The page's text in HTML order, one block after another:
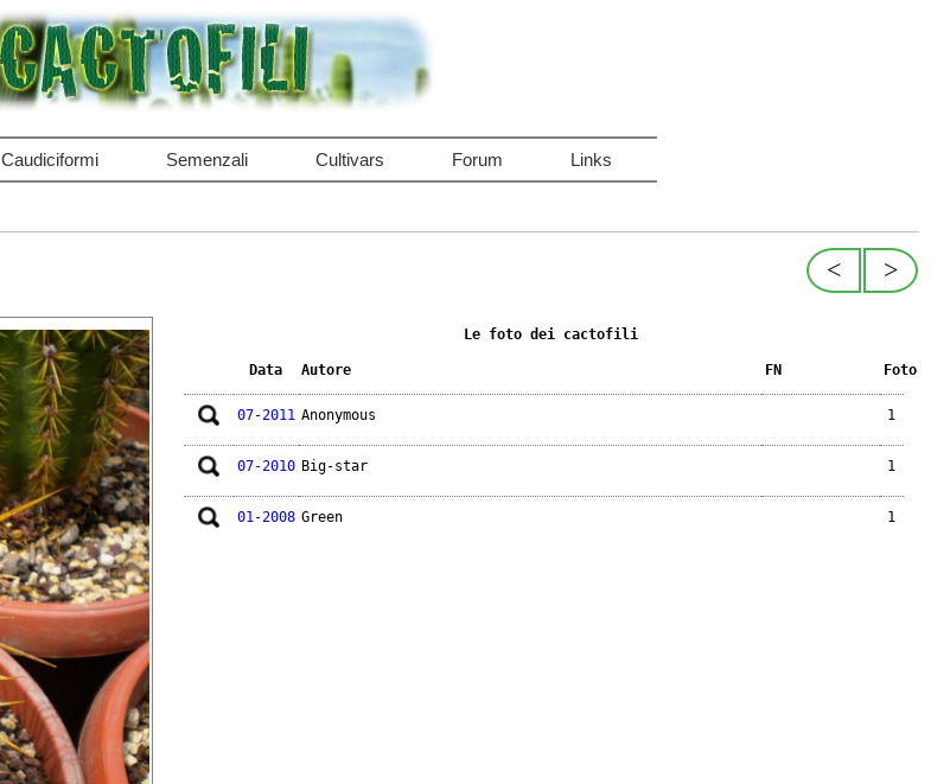
Caudiciformi Semenzali Cultivars Forum Links
>
<
Le foto dei cactofili
Data Autore FN Foto
07-2011 Anonymous 1
07-2010 Big-star 1
01-2008 Green 1